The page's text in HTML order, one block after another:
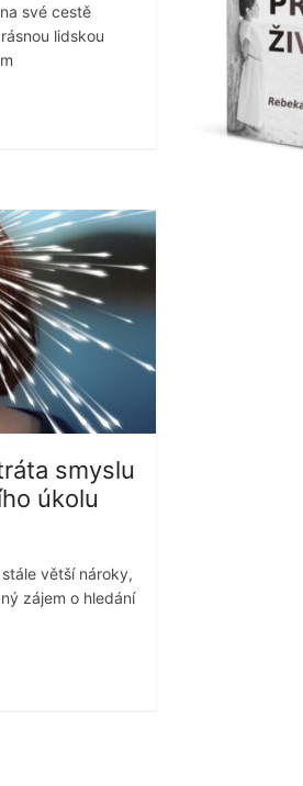
své cestě
lidskou
smyslu
úkolu
větší nároky,
zájem o hledání